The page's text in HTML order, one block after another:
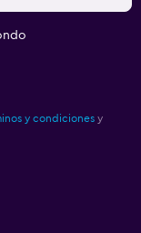
y condiciones y